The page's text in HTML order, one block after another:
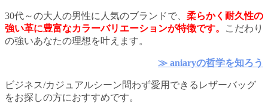
30代～の大人の男性に人気のブランドで、 柔らかく耐久性の
強い革に豊富なカラーバリエーションが特徴です。
こだわり
の強いあなたの理想を叶えます。
≫ aniaryの哲学を知ろう
ビジネス/カジュアルシーン問わず愛用できるレザーバッグ
をお探しの方におすすめです。